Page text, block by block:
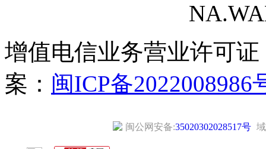
增值电信业务营业许可证
案： 闽ICP备2022008986
闽公网安备:35020302028517号